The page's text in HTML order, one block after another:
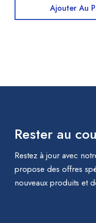
Ajouter Au
Rester au
Restez à jour avec
propose des offres
nouveaux produits et